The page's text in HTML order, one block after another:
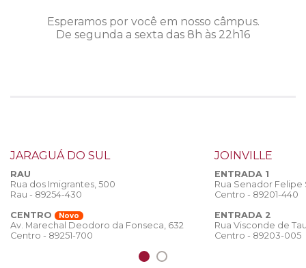
Esperamos por você em nosso câmpus.
De segunda a sexta das 8h às 22h16
JARAGUÁ DO SUL
RAU
Rua dos Imigrantes, 500
Rau - 89254-430
CENTRO
Novo
Av. Marechal Deodoro da Fonseca, 632
Centro - 89251-700
JOINVILLE
ENTRADA 1
Rua Senador
Centro - 89201-440
ENTRADA 2
Rua Visconde de
Centro - 89203-005